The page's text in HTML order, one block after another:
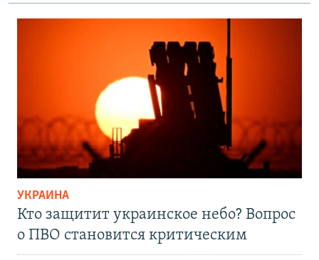
УКРАИНА
Кто защитит украинское небо? Вопрос
о ПВО становится критическим